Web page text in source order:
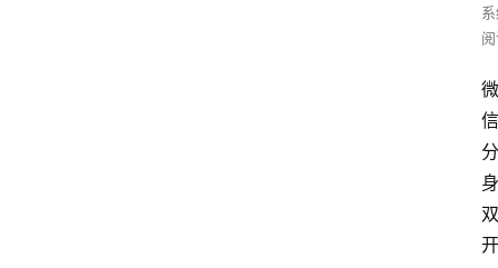
微
信
分
身
双
开